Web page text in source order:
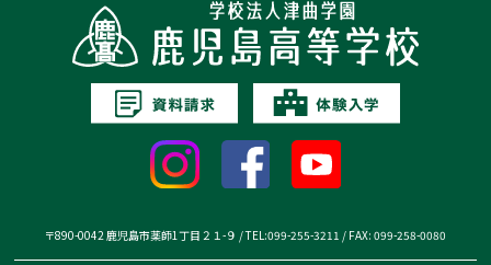
〒890-0042 鹿児島市薬師1丁目２１-９ / TEL:099-255-3211 / FAX: 099-258-0080